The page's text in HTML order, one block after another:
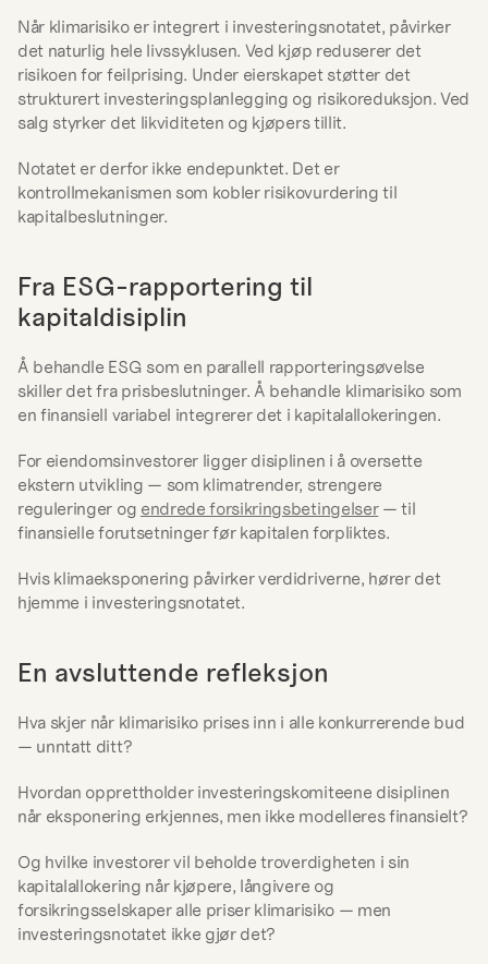
Når klimarisiko er integrert i investeringsnotatet, påvirker
det naturlig hele livssyklusen. Ved kjøp reduserer det
risikoen for feilprising. Under eierskapet støtter det
strukturert investeringsplanlegging og risikoreduksjon. Ved
salg styrker det likviditeten og kjøpers tillit.
Notatet er derfor ikke endepunktet. Det er
kontrollmekanismen som kobler risikovurdering til
kapitalbeslutninger.
Fra ESG-rapportering til
kapitaldisiplin
Å behandle ESG som en parallell rapporteringsøvelse
skiller det fra prisbeslutninger. Å behandle klimarisiko som
en finansiell variabel integrerer det i kapitalallokeringen.
For eiendomsinvestorer ligger disiplinen i å oversette
ekstern utvikling — som klimatrender, strengere
reguleringer og endrede forsikringsbetingelser — til
finansielle forutsetninger før kapitalen forpliktes.
Hvis klimaeksponering påvirker verdidriverne, hører det
hjemme i investeringsnotatet.
En avsluttende refleksjon
Hva skjer når klimarisiko prises inn i alle konkurrerende bud
— unntatt ditt?
Hvordan opprettholder investeringskomiteene disiplinen
når eksponering erkjennes, men ikke modelleres finansielt?
Og hvilke investorer vil beholde troverdigheten i sin
kapitalallokering når kjøpere, långivere og
forsikringsselskaper alle priser klimarisiko — men
investeringsnotatet ikke gjør det?